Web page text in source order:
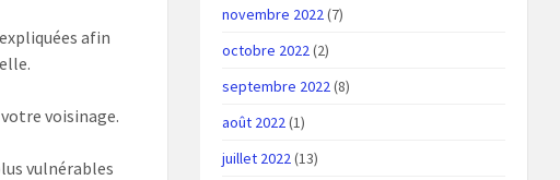
afin
voisinage.
vulnérables
novembre 2022(7)
octobre 2022(2)
septembre 2022(8)
août 2022(1)
juillet 2022(13)